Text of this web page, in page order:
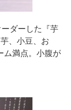
ダーした『芋
、小豆、お
ム満点。小腹が